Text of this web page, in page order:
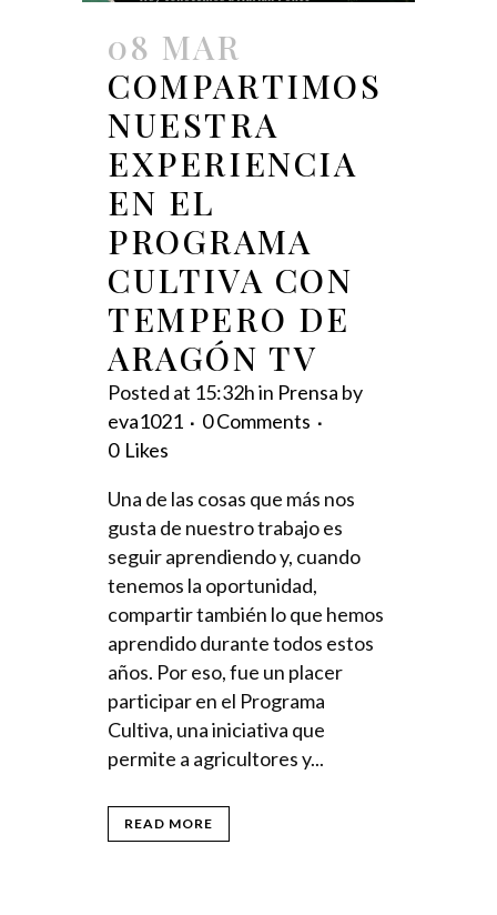
08 MAR
COMPARTIMOS
NUESTRA
EXPERIENCIA
EN EL
PROGRAMA
CULTIVA CON
TEMPERO DE
ARAGÓN TV
Posted at 15:32hin Prensa by
eva1021
0 Comments
0 Likes
Una de las cosas que más nos
gusta de nuestro trabajo es
seguir aprendiendo y, cuando
tenemos la oportunidad,
compartir también lo que hemos
aprendido durante todos estos
años. Por eso, fue un placer
participar en el Programa
Cultiva, una iniciativa que
permite a agricultores y...
READ MORE